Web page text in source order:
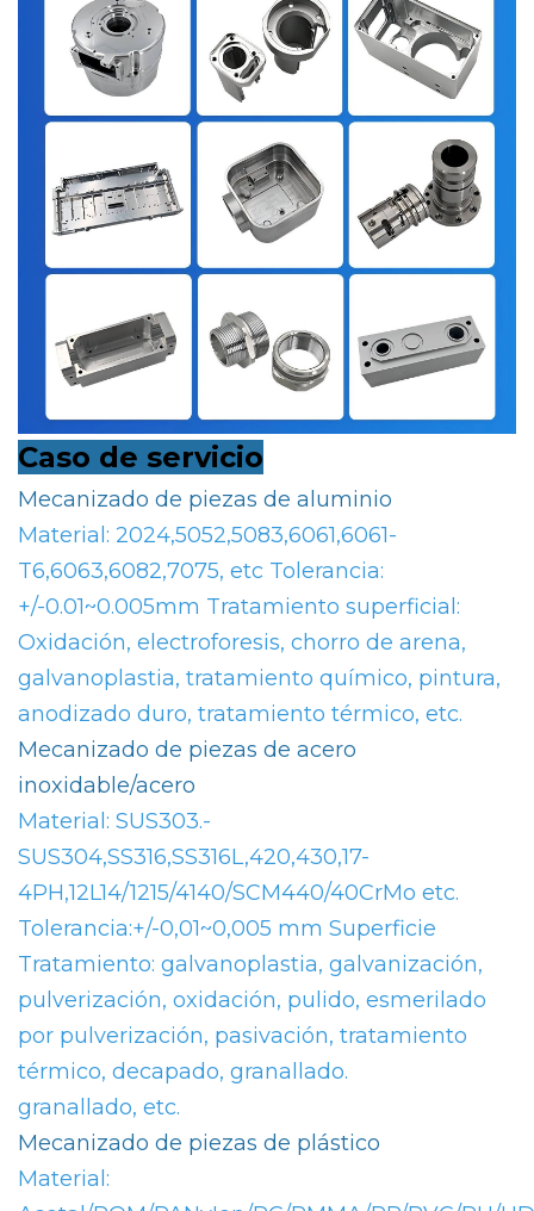
Caso de servicio
Mecanizado de piezas de aluminio
Material: 2024,5052,5083,6061,6061-
T6,6063,6082,7075, etc Tolerancia:
+/-0.01~0.005mm Tratamiento superficial:
Oxidación, electroforesis, chorro de arena,
galvanoplastia, tratamiento químico, pintura,
anodizado duro, tratamiento térmico, etc.
Mecanizado de piezas de acero
inoxidable/acero
Material: SUS303.-
SUS304,SS316,SS316L,420,430,17-
4PH,12L14/1215/4140/SCM440/40CrMo etc.
Tolerancia:+/-0,01~0,005 mm Superficie
Tratamiento: galvanoplastia, galvanización,
pulverización, oxidación, pulido, esmerilado
por pulverización, pasivación, tratamiento
térmico, decapado, granallado.
granallado, etc.
Mecanizado de piezas de plástico
Material: